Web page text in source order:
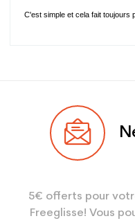
C'est simple et cela fait toujours
5€ offerts pour
Freeglisse! Vous